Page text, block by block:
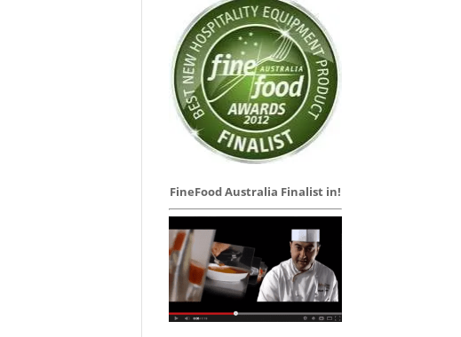
FineFood Australia Finalist in!